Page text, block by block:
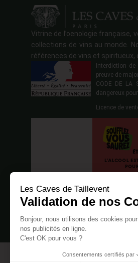
Vitrine de l’oenologie française,
collections de vins au monde.
références de vins et spiritueux,
Interdiction
preuve de
CODE DE LA
dangereux
Licence de
Les Caves de Taillevent
Validation de nos
Bonjour, nous utilisons des cookies
nos publicités en ligne.
C'est OK pour vous ?
Consentements certifiés par